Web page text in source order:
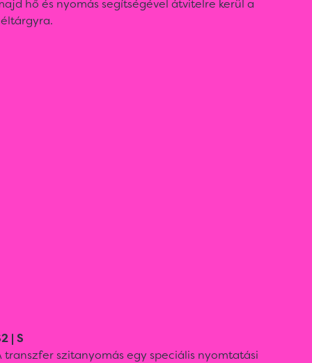
hő és nyomás segítségével átvitelre kerül a
| S
transzfer szitanyomás egy speciális nyomtatási